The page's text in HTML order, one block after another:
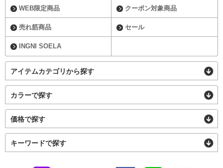
WEB限定商品 クーポン対象商品
売れ筋商品 セール
INGNI SOELA
アイテムカテゴリから探す
カラーで探す
価格で探す
キーワードで探す